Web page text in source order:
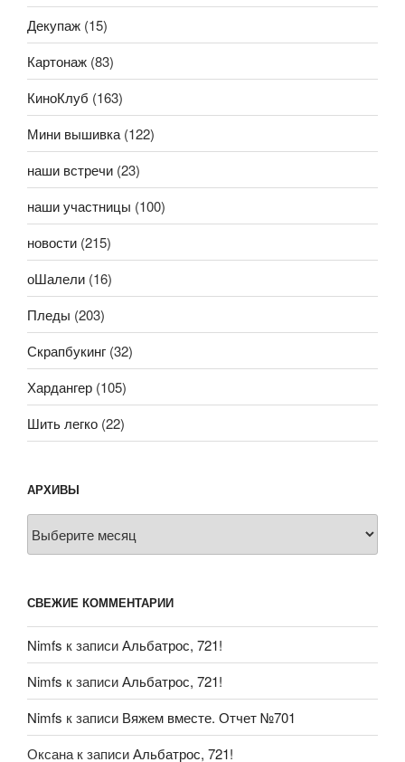
Декупаж (15)
Картонаж (83)
КиноКлуб (163)
Мини вышивка (122)
наши встречи (23)
наши участницы (100)
новости (215)
оШалели (16)
Пледы (203)
Скрапбукинг (32)
Хардангер (105)
Шить легко (22)
АРХИВЫ
СВЕЖИЕ КОММЕНТАРИИ
Nimfs к записиАльбатрос, 721!
Nimfs к записиАльбатрос, 721!
Nimfs к записи Вяжем вместе. Отчет №701
Оксана к записиАльбатрос, 721!